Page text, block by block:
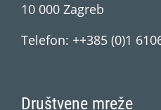
10 000 Zagreb
Telefon: ++385 (0)1
Društvene mreže